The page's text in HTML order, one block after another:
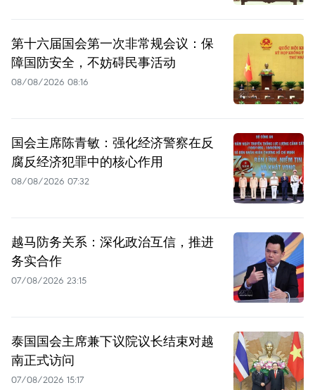
第十六届国会第一次非常规会议：保
障国防安全，不妨碍民事活动
08/08/2026 08:16
国会主席陈青敏：强化经济警察在反
腐反经济犯罪中的核心作用
08/08/2026 07:32
越马防务关系：深化政治互信，推进
务实合作
07/08/2026 23:15
泰国国会主席兼下议院议长结束对越
南正式访问
07/08/2026 15:17